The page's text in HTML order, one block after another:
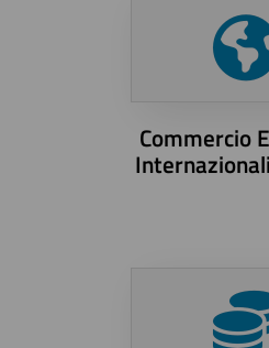
Commercio